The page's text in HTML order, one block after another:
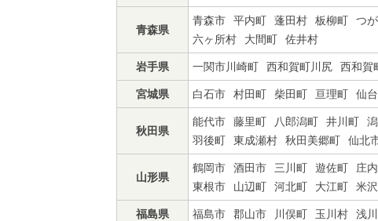
青森県
青森市 平内町 蓬田村 板柳町 つ
六ヶ所村
大間町 佐井村
岩手県 一関市川崎町 西和賀町川尻 西和賀
宮城県 白石市 村田町 柴田町 亘理町 仙
秋田県
能代市 藤里町 八郎潟町 井川町
羽後町
東成瀬村 秋田美郷町 仙北
山形県
鶴岡市 酒田市 三川町 遊佐町 庄
東根市
山辺町 河北町 大江町 米
福島県 福島市 郡山市 川俣町 玉川村 浅